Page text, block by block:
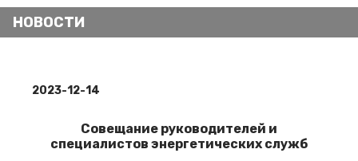
НОВОСТИ
2023-12-14
Совещание руководителей и
специалистов энергетических служб